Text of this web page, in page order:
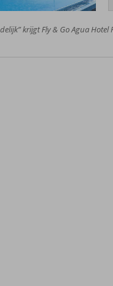
krijgt Fly & Go Agua Hotel